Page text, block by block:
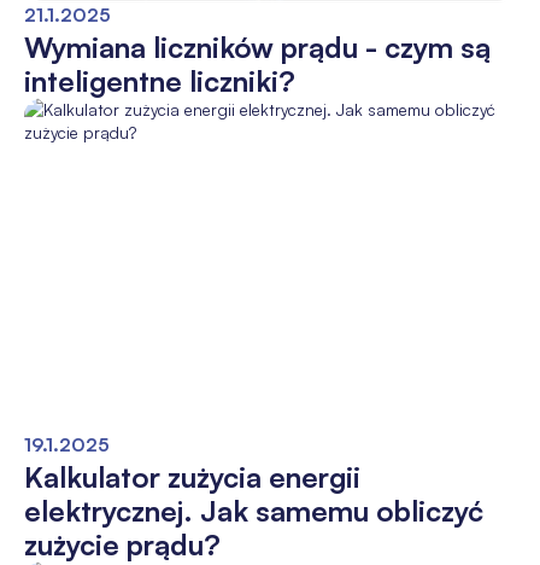
21.1.2025
Wymiana liczników prądu - czym są
inteligentne liczniki?
19.1.2025
Kalkulator zużycia energii
elektrycznej. Jak samemu obliczyć
zużycie prądu?